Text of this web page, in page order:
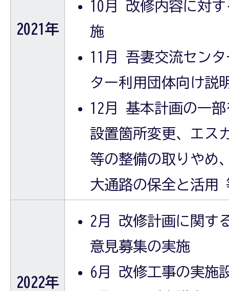
2021年
10月 改修内容に対
施
11月 吾妻交流セン
ター利用団体向け説
12月 基本計画の一
設置箇所変更、エス
等の整備の取りやめ
大通路の保全と活用
2022年
2月 改修計画に関す
意見募集の実施
6月 改修工事の実施